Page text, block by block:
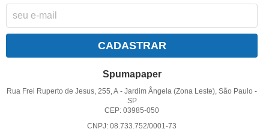
CADASTRAR
Spumapaper
Rua Frei Ruperto de Jesus, 255, A -Jardim Ângela (Zona Leste), São Paulo -
SP
CEP: 03985-050
CNPJ: 08.733.752/0001-73